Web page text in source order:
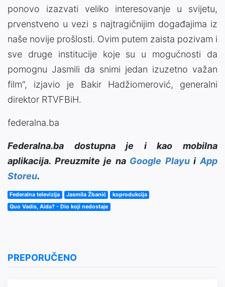
ponovo izazvati veliko interesovanje u svijetu,
prvenstveno u vezi s najtragičnijim događajima iz
naše novije prošlosti. Ovim putem zaista pozivam i
sve druge institucije koje su u mogućnosti da
pomognu Jasmili da snimi jedan izuzetno važan
film", izjavio je Bakir Hadžiomerović, generalni
direktor RTVFBiH.
federalna.ba
Federalna.ba dostupna je i kao mobilna
aplikacija. Preuzmite je na Google PlayuiApp
Storeu.
Federalna televizija Jasmila Žbanić
koprodukcija
Quo Vadis, Aida? - Dio koji nedostaje
PREPORUČENO